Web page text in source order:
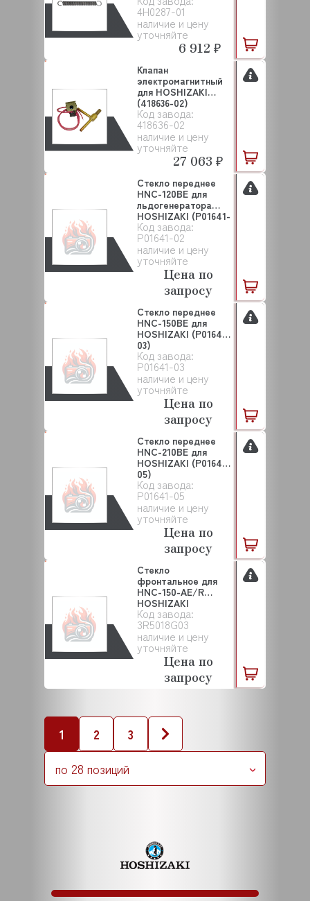
4H0287-01
наличие и цену
уточняйте
6 912 ₽
Код завода:
418636-02
наличие и цену
уточняйте
Клапан
электромагнитный
для HOSHIZAKI
(418636-02)
27 063 ₽
Код завода:
P01641-02
наличие и цену
уточняйте
Стекло переднее
HNC-120BE для
льдогенератора
HOSHIZAKI (P01641-
02...
Цена по
запросу
Код завода:
P01641-03
наличие и цену
уточняйте
Стекло переднее
HNC-150BE для
HOSHIZAKI (P01641-
03)
Цена по
запросу
Код завода:
P01641-05
наличие и цену
уточняйте
Стекло переднее
HNC-210BE для
HOSHIZAKI (P01641-
05)
Цена по
запросу
Код завода:
3R5018G03
наличие и цену
уточняйте
Стекло
фронтальное для
HNC-150-AE/R
HOSHIZAKI
(3R5018G03)
Цена по
запросу
1 2
3
по 28 позиций